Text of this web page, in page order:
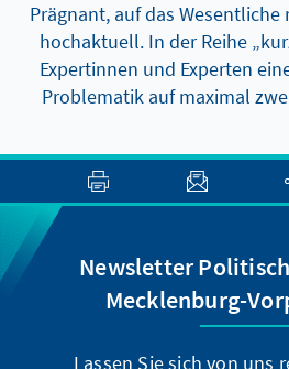
Prägnant, auf das
hochaktuell. In der Reihe
Expertinnen und Experten
Problematik auf maximal
Newsletter
Mecklenburg-
Lassen Sie sich von uns